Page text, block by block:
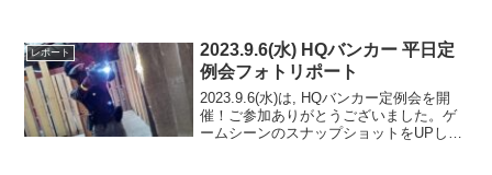
フォトアルバムをみる
レポート
2023.9.6(水) HQバンカー 平日定
例会フォトリポート
2023.9.6(水)は, HQバンカー定例会を開
催！ご参加ありがとうございました。ゲ
ームシーンのスナップショットをUPしま